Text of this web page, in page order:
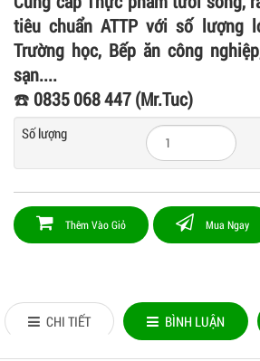
tiêu chuẩn ATTP với số lượng
Trường học, Bếp ăn công
sạn....
☎️ 0835 068 447 (Mr.Tuc)
Số lượng
Thêm Vào Giỏ Mua Ngay
CHI TIẾT BÌNH LUẬN